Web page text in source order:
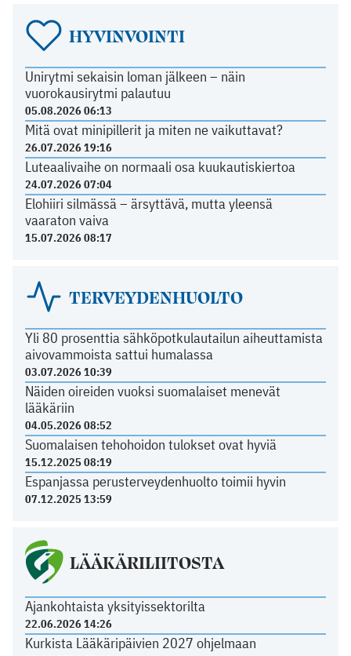
HYVINVOINTI
Unirytmi sekaisin loman jälkeen – näin
vuorokausirytmi palautuu
05.08.2026 06:13
Mitä ovat minipillerit ja miten ne vaikuttavat?
26.07.2026 19:16
Luteaalivaihe on normaali osa kuukautiskiertoa
24.07.2026 07:04
Elohiiri silmässä – ärsyttävä, mutta yleensä
vaaraton vaiva
15.07.2026 08:17
TERVEYDENHUOLTO
Yli 80 prosenttia sähköpotkulautailun aiheuttamista
aivovammoista sattui humalassa
03.07.2026 10:39
Näiden oireiden vuoksi suomalaiset menevät
lääkäriin
04.05.2026 08:52
Suomalaisen tehohoidon tulokset ovat hyviä
15.12.2025 08:19
Espanjassa perusterveydenhuolto toimii hyvin
07.12.2025 13:59
LÄÄKÄRILIITOSTA
Ajankohtaista yksityissektorilta
22.06.2026 14:26
Kurkista Lääkäripäivien 2027 ohjelmaan